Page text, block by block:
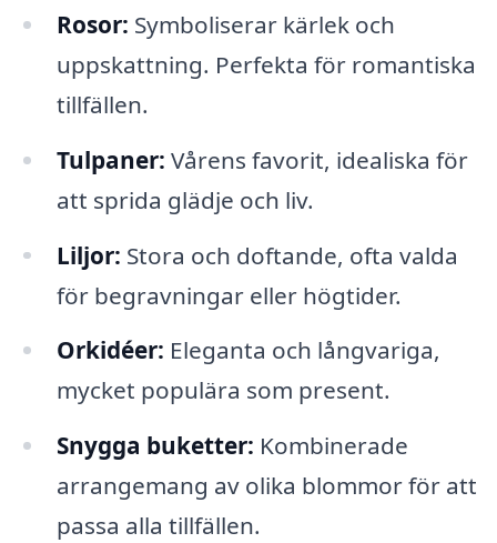
Rosor: Symboliserar kärlek och
uppskattning. Perfekta för romantiska
tillfällen.
Tulpaner: Vårens favorit, idealiska för
att sprida glädje och liv.
Liljor: Stora och doftande, ofta valda
för begravningar eller högtider.
Orkidéer: Eleganta och långvariga,
mycket populära som present.
Snygga buketter: Kombinerade
arrangemang av olika blommor för att
passa alla tillfällen.